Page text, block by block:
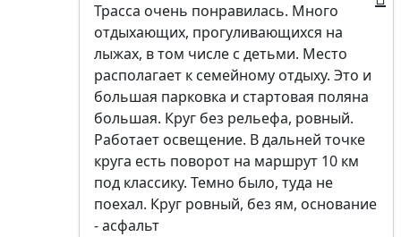
Трасса очень понравилась. Много
отдыхающих, прогуливающихся на
лыжах, в том числе с детьми. Место
располагает к семейному отдыху. Это и
большая парковка и стартовая поляна
большая. Круг без рельефа, ровный.
Работает освещение. В дальней точке
круга есть поворот на маршрут 10 км
под классику. Темно было, туда не
поехал. Круг ровный, без ям, основание
- асфальт